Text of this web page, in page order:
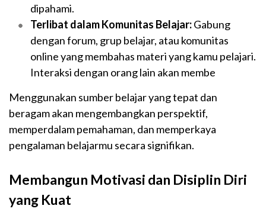
dipahami.
Terlibat dalam Komunitas Belajar:Gabung
dengan forum, grup belajar, atau komunitas
online yang membahas materi yang kamu pelajari.
Interaksi dengan orang lain akan membe
Menggunakan sumber belajar yang tepat dan
beragam akan mengembangkan perspektif,
memperdalam pemahaman, dan memperkaya
pengalaman belajarmu secara signifikan.
Membangun Motivasi dan Disiplin Diri
yang Kuat